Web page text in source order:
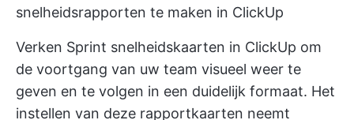
snelheidsrapporten te maken in ClickUp
Verken Sprint snelheidskaarten in ClickUp om
de voortgang van uw team visueel weer te
geven en te volgen in een duidelijk formaat. Het
instellen van deze rapportkaarten neemt